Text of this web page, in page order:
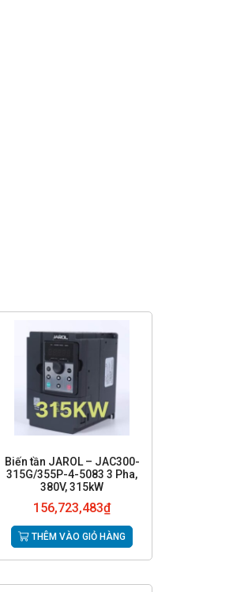
Biến tần JAROL – JAC300-
315G/355P-4-5083 3 Pha,
380V, 315kW
156,723,483₫
THÊM VÀO GIỎ HÀNG